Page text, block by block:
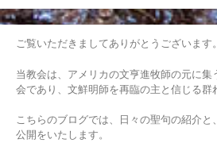
ー
シ
ョ
ン
ご覧いただきましてありがとうございます。
当教会は、アメリカの文亨進牧師の元に
会であり、文鮮明師を再臨の主と信じる群
こちらのブログでは、日々の聖句の紹介
公開をいたします。